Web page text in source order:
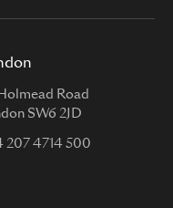
Road
SW6 2JD
207 4714 500